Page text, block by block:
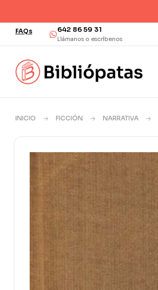
FAQs 642 86 59 31
Llámanos o escríbenos
INICIO FICCIÓN NARRATIVA